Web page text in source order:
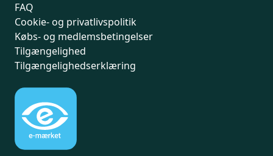
FAQ
Cookie- og privatlivspolitik
Købs- og medlemsbetingelser
Tilgængelighed
Tilgængelighedserklæring